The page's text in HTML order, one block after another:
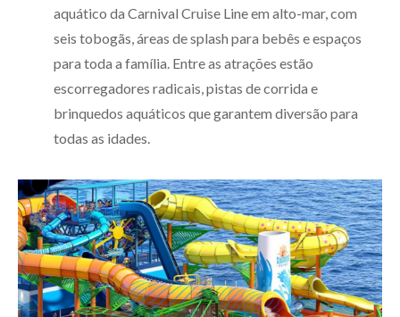
aquático da Carnival Cruise Line em alto-mar, com
seis tobogãs, áreas de splash para bebês e espaços
para toda a família. Entre as atrações estão
escorregadores radicais, pistas de corrida e
brinquedos aquáticos que garantem diversão para
todas as idades.